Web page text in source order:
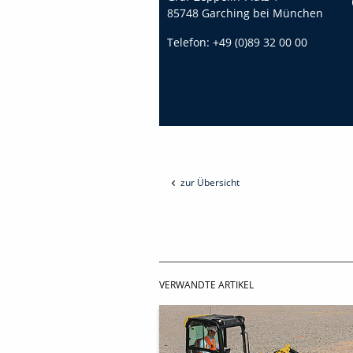
85748 Garching bei München
Telefon: +49 (0)89 32 00 00
zur Übersicht
VERWANDTE ARTIKEL